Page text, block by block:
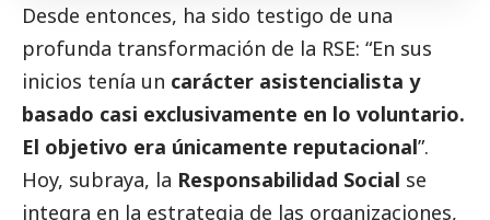
Desde entonces, ha sido testigo de una
profunda transformación de la RSE: “En sus
inicios tenía un carácter asistencialista y
basado casi exclusivamente en lo voluntario.
El objetivo era únicamente reputacional”.
Hoy, subraya, la Responsabilidad Social se
integra en la estrategia de las organizaciones,